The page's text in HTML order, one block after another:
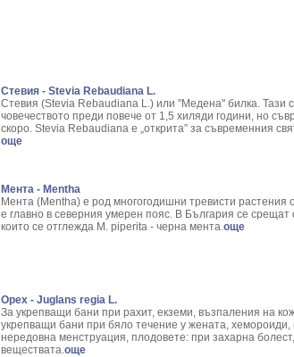
Стевия - Stevia Rebaudiana L.
Стевия (Stevia Rebaudiana L.) или "Медена" билка. Тази
човечеството преди повече от 1,5 хиляди години, но
скоро. Stevia Rebaudiana е „открита” за съвременния
още
Мента - Mentha
Мента (Mentha) е род многогодишни тревисти растения
е главно в северния умерен пояс. В България се
които се отглежда M. piperita - черна мента.още
Орех - Juglans regia L.
За укрепващи бани при рахит, екземи, възпаления на
укрепващи бани при бяло течение у жената,
нередовна менструация, плодовете: при захарна
веществата.още